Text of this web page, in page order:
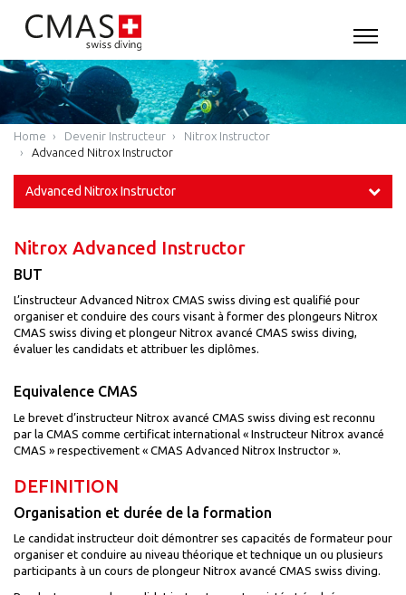
Home Devenir Instructeur
Nitrox Instructor
Advanced Nitrox Instructor
Advanced Nitrox Instructor
Nitrox Advanced Instructor
BUT
L’instructeur Advanced Nitrox CMAS swiss diving est qualifié pour
organiser et conduire des cours visant à former des plongeurs Nitrox
CMAS swiss diving et plongeur Nitrox avancé CMAS swiss diving,
évaluer les candidats et attribuer les diplômes.
Equivalence CMAS
Le brevet d’instructeur Nitrox avancé CMAS swiss diving est reconnu
par la CMAS comme certificat international « Instructeur Nitrox avancé
CMAS » respectivement « CMAS Advanced Nitrox Instructor ».
DEFINITION
Organisation et durée de la formation
Le candidat instructeur doit démontrer ses capacités de formateur pour
organiser et conduire au niveau théorique et technique un ou plusieurs
participants à un cours de plongeur Nitrox avancé CMAS swiss diving.